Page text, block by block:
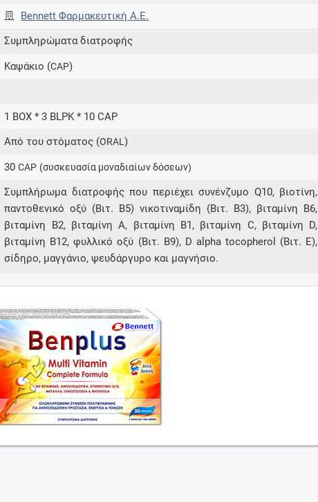
Μάθετε περισσότερα για τα οφέλη και τις
Ενδείξεις και αγωγές
Βρείτε θεραπευτικές ενδείξεις και αγωγές για
νόσους, συμπτώματα και ιατρικές πράξεις
Μοιραζόμαστε μαζί σας γεγονότα της
πορείας του Galinos.gr από το 2011 μέχρι
σήμερα
Bennett Φαρμακευτική A.E.
Συμπληρώματα διατροφής
Καψάκιο (CAP)
1 BOX * 3 BLPK * 10 CAP
Από του στόματος (ORAL)
30CAP (συσκευασία μοναδιαίων δόσεων)
Συμπλήρωμα διατροφής που περιέχει συνένζυμο Q10, βιοτίνη,
παντοθενικό οξύ (Βιτ. B5) νικοτιναμίδη (Βιτ. B3), βιταμίνη Β6,
βιταμίνη Β2, βιταμίνη Α, βιταμίνη Β1, βιταμίνη C, βιταμίνη D,
βιταμίνη Β12, φυλλικό οξύ (Βιτ. Β9), D alpha tocopherol (Βιτ. Ε),
σίδηρο, μαγγάνιο, ψευδάργυρο και μαγνήσιο.